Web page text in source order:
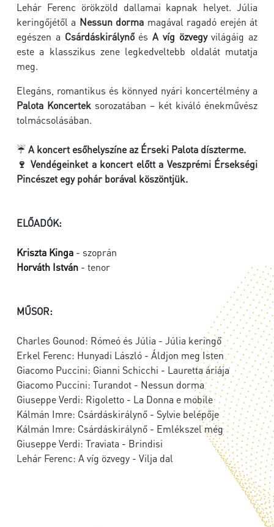
Lehár Ferenc örökzöld dallamai kapnak helyet. Júlia
keringőjétől a Nessun dorma magával ragadó erején át
egészen a Csárdáskirálynőés A víg özvegyvilágáig az
este a klasszikus zene legkedveltebb oldalát mutatja
meg.
Elegáns, romantikus és könnyed nyári koncertélmény a
Palota Koncertek sorozatában – két kiváló énekművész
tolmácsolásában.
☔A koncert esőhelyszíne az Érseki Palota díszterme.
🍷 Vendégeinket a koncert előtt a Veszprémi Érsekségi
Pincészet egy pohár borával köszöntjük.
ELŐADÓK:
Kriszta Kinga - szoprán
Horváth István - tenor
MŰSOR:
Charles Gounod: Rómeó és Júlia - Júlia keringő
Erkel Ferenc: Hunyadi László - Áldjon meg Isten
Giacomo Puccini: Gianni Schicchi - Lauretta áriája
Giacomo Puccini: Turandot - Nessun dorma
Giuseppe Verdi: Rigoletto - La Donna e mobile
Kálmán Imre: Csárdáskirálynő - Sylvie belépője
Kálmán Imre: Csárdáskirálynő - Emlékszel még
Giuseppe Verdi: Traviata - Brindisi
Lehár Ferenc: A víg özvegy - Vilja dal